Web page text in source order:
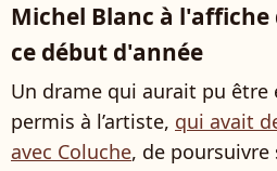
Michel Blanc à l'affiche
ce début d'année
Un drame qui aurait pu
permis à l’artiste, qui avait
avec Coluche, de